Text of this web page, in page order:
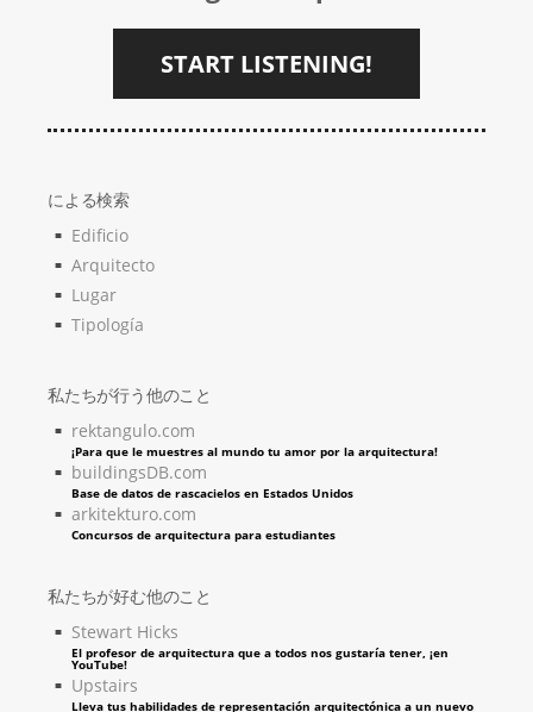
START LISTENING!
による検索
Edificio
Arquitecto
Lugar
Tipología
私たちが行う他のこと
rektangulo.com
¡Para que le muestres al mundo tu amor por la arquitectura!
buildingsDB.com
Base de datos de rascacielos en Estados Unidos
arkitekturo.com
Concursos de arquitectura para estudiantes
私たちが好む他のこと
Stewart Hicks
El profesor de arquitectura que a todos nos gustaría tener, ¡en
YouTube!
Upstairs
Lleva tus habilidades de representación arquitectónica a un nuevo